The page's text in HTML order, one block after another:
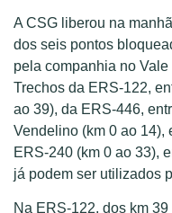
A CSG liberou na
dos seis pontos
pela companhia no
Trechos da ERS-122,
ao 39), da ERS-446,
Vendelino (km 0 ao 14),
ERS-240 (km 0 ao 33),
já podem ser utilizados
Na ERS-122, dos km